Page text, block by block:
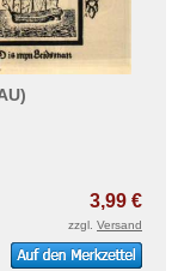
3,99 €
zzgl. Versand